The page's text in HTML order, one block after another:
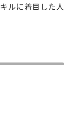
ルに着目した人